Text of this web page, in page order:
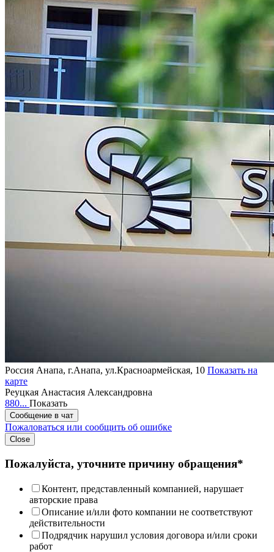
Россия Анапа, г.Анапа, ул.Красноармейская, 10 Показать на
карте
Реуцкая Анастасия Александровна
880... Показать
Сообщение в чат
Пожаловаться или сообщить об ошибке
Close
Пожалуйста, уточните причину обращения*
Контент, представленный компанией, нарушает
авторские права
Описание и/или фото компании не соответствуют
действительности
Подрядчик нарушил условия договора и/или сроки
работ